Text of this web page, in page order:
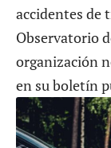
accidentes de
Observatorio
organización
en su boletín